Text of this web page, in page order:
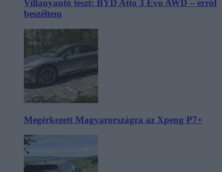
Villanyautó teszt: BYD Atto 3 Evo AWD – erről
beszéltem
Megérkezett Magyarországra az Xpeng P7+